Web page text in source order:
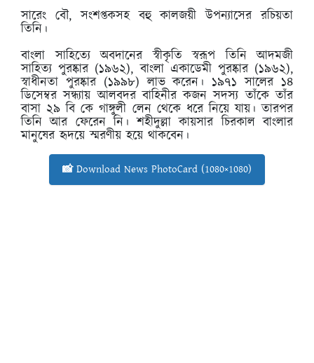
সারেং বৌ, সংশপ্তকসহ বহু কালজয়ী উপন্যাসের রচিয়তা
তিনি।
বাংলা সাহিত্যে অবদানের স্বীকৃতি স্বরূপ তিনি আদমজী
সাহিত্য পুরষ্কার (১৯৬২), বাংলা একাডেমী পুরষ্কার (১৯৬২),
স্বাধীনতা পুরষ্কার (১৯৯৮) লাভ করেন। ১৯৭১ সালের ১৪
ডিসেম্বর সন্ধ্যায় আলবদর বাহিনীর কজন সদস্য তাঁকে তাঁর
বাসা ২৯ বি কে গাঙ্গুলী লেন থেকে ধরে নিয়ে যায়। তারপর
তিনি আর ফেরেন নি। শহীদুল্লা কায়সার চিরকাল বাংলার
মানুষের হৃদয়ে স্মরণীয় হয়ে থাকবেন।
📸 Download News PhotoCard (1080×1080)